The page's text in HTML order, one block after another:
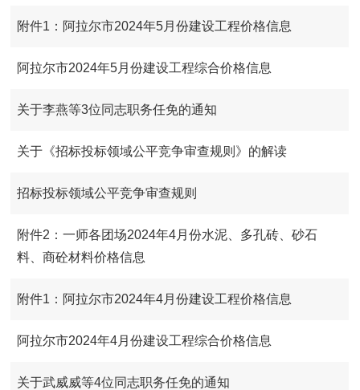
附件1：阿拉尔市2024年5月份建设工程价格信息
阿拉尔市2024年5月份建设工程综合价格信息
关于李燕等3位同志职务任免的通知
关于《招标投标领域公平竞争审查规则》的解读
招标投标领域公平竞争审查规则
附件2：一师各团场2024年4月份水泥、多孔砖、砂石
料、商砼材料价格信息
附件1：阿拉尔市2024年4月份建设工程价格信息
阿拉尔市2024年4月份建设工程综合价格信息
关于武威威等4位同志职务任免的通知